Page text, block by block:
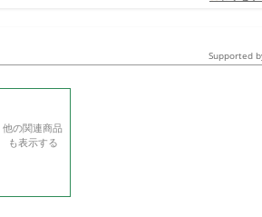
Supported
他の関連商品
も表示する